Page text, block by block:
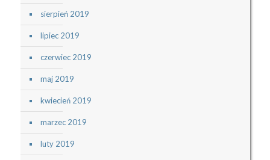
sierpień 2019
lipiec 2019
czerwiec 2019
maj 2019
kwiecień 2019
marzec 2019
luty 2019